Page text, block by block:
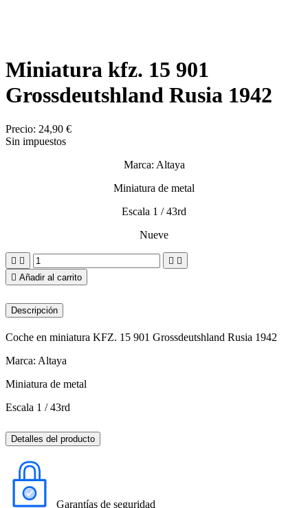
Miniatura kfz. 15 901
Grossdeutshland Rusia 1942
Precio: 24,90 €
Sin impuestos
Marca: Altaya
Miniatura de metal
Escala 1 / 43rd
Nueve
   
 Añadir al carrito
Descripción
Coche en miniatura KFZ. 15 901 Grossdeutshland Rusia 1942
Marca: Altaya
Miniatura de metal
Escala 1 / 43rd
Detalles del producto
Garantías de seguridad